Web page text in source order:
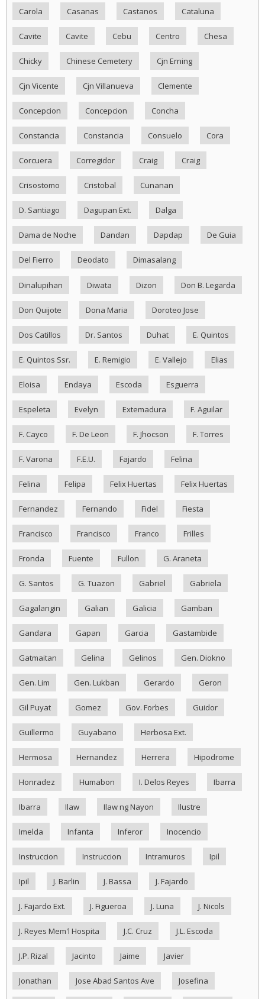
Carola Casanas Castanos Cataluna
Cavite Cavite Cebu Centro Chesa
Chicky Chinese Cemetery Cjn Erning
Cjn Vicente Cjn Villanueva Clemente
Concepcion Concepcion Concha
Constancia Constancia Consuelo Cora
Corcuera Corregidor Craig Craig
Crisostomo Cristobal Cunanan
D. Santiago Dagupan Ext. Dalga
Dama de Noche Dandan Dapdap De Guia
Del Fierro Deodato Dimasalang
Dinalupihan Diwata Dizon Don B. Legarda
Don Quijote Dona Maria Doroteo Jose
Dos Catillos Dr. Santos Duhat E. Quintos
E. Quintos Ssr. E. Remigio E. Vallejo Elias
Eloisa Endaya Escoda Esguerra
Espeleta Evelyn Extemadura F. Aguilar
F. Cayco F. De Leon F. Jhocson F. Torres
F. Varona F.E.U. Fajardo Felina
Felina Felipa Felix Huertas Felix Huertas
Fernandez Fernando Fidel Fiesta
Francisco Francisco Franco Frilles
Fronda Fuente Fullon G. Araneta
G. Santos G. Tuazon Gabriel Gabriela
Gagalangin Galian Galicia Gamban
Gandara Gapan Garcia Gastambide
Gatmaitan Gelina Gelinos Gen. Diokno
Gen. Lim Gen. Lukban Gerardo Geron
Gil Puyat Gomez Gov. Forbes Guidor
Guillermo Guyabano Herbosa Ext.
Hermosa Hernandez Herrera Hipodrome
Honradez Humabon I. Delos Reyes Ibarra
Ibarra Ilaw Ilaw ng Nayon Ilustre
Imelda Infanta Inferor Inocencio
Instruccion Instruccion Intramuros Ipil
Ipil J. Barlin J. Bassa J. Fajardo
J. Fajardo Ext. J. Figueroa J. Luna J. Nicols
J. Reyes Mem'l Hospita J.C. Cruz J.L. Escoda
J.P. Rizal Jacinto Jaime Javier
Jonathan Jose Abad Santos Ave Josefina